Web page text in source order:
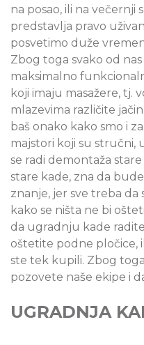
na posao, ili na večernji
predstavlja pravo
posvetimo duže
Zbog toga svako od
maksimalno
koji imaju masažere, tj.
mlazevima različite
baš onako kako smo i
majstori koji su stručni,
se radi demontaža
stare kade, zna da
znanje, jer sve treba da
kako se ništa ne bi
da ugradnju kade
oštetite podne pločice,
ste tek kupili. Zbog
pozovete naše ekipe i
UGRADNJA